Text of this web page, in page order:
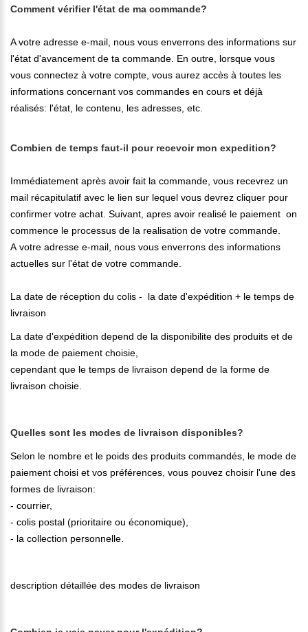
Comment vérifier l'état de ma commande?
A votre adresse e-mail, nous vous enverrons des informations sur
l'état d'avancement de ta commande. En outre, lorsque vous
vous connectez à votre compte, vous aurez accès à toutes les
informations concernant vos commandes en cours et déjà
réalisés: l'état, le contenu, les adresses, etc.
Combien de temps faut-il pour recevoir mon expedition?
Immédiatement après avoir fait la commande, vous recevrez un
mail récapitulatif avec le lien sur lequel vous devrez cliquer pour
confirmer votre achat. Suivant, apres avoir realisé le paiement on
commence le processus de la realisation de votre commande.
A votre adresse e-mail, nous vous enverrons des informations
actuelles sur l'état ​​de votre commande.
La date de réception du colis - la date d'expédition + le temps de
livraison
La date d'expédition depend de la disponibilite des produits et de
la mode de paiement choisie,
cependant que le temps de livraison depend de la forme de
livraison choisie.
Quelles sont les modes de livraison disponibles?
Selon le nombre et le poids des produits commandés, le mode de
paiement choisi et vos préférences, vous pouvez choisir l'une des
formes de livraison:
- courrier,
- colis postal (prioritaire ou économique),
- la collection personnelle.
description détaillée des modes de livraison